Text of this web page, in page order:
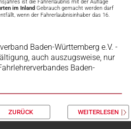
ist die Fahrerlaubnis mit der Auflage
im Inland Gebrauch gemacht werden darf
wenn der Fahrerlaubnisinhaber das 16.
Baden-Württemberg e.V. -
auch auszugsweise, nur
Baden-
ZURÜCK WEITERLESEN